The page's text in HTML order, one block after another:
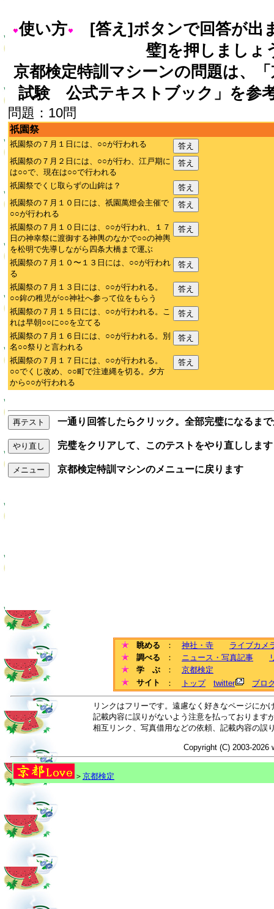
使い方
[答え]ボタンで回答が出
璧]を押しましょ
京都検定特訓マシーンの問題は、
試験 公式テキストブック」を参
問題：10問
祇園祭
祇園祭の７月１日には、○○が行われる
答え
祇園祭の７月２日には、○○が行わ、江戸期に
は○○で、現在は○○で行われる
答え
祇園祭でくじ取らずの山鉾は？
答え
祇園祭の７月１０日には、祇園萬燈会主催で
○○が行われる
答え
祇園祭の７月１０日には、○○が行われ、１７
日の神幸祭に渡御する神輿のなかで○○の神輿
を松明で先導しながら四条大橋まで運ぶ
答え
祇園祭の７月１０〜１３日には、○○が行われ
る
答え
祇園祭の７月１３日には、○○が行われる。
○○鉾の稚児が○○神社へ参って位をもらう
答え
祇園祭の７月１５日には、○○が行われる。こ
れは早朝○○に○○を立てる
答え
祇園祭の７月１６日には、○○が行われる。別
名○○祭りと言われる
答え
祇園祭の７月１７日には、○○が行われる。
○○でくじ改め、○○町で注連縄を切る。夕方
から○○が行われる
答え
再テスト 一通り回答したらクリック。全部完璧になるま
やり直し 完璧をクリアして、このテストをやり直しします
メニュー 京都検定特訓マシンのメニューに戻ります
眺める ： 神社・寺
ライブカメ
調べる
： ニュース・写真記事
学 ぶ
： 京都検定
サイト
： トップ twitter ブロ
リンクはフリーです。遠慮なく好きなページに
記載内容に誤りがないよう注意を払っております
相互リンク、写真借用などの依頼、記載内容の誤
Copyright (C) 2003-2026
＞ 京都検定